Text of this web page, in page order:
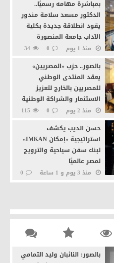
بمباشرة مهامه رسميًا..
الدكتور مسعد سلامة مندور
يقود انطلاقة جديدة بكلية
الآداب جامعة المنصورة
منذ 1 يوم 0
34
بالصور.. حزب «المصريين»
يعقد المنتدى الوطني
للمصريين بالخارج لتعزيز
الاستثمار والشراكة الوطنية
منذ 2 يوم 0
115
حسن الديب يكشف
استراتيجية «إمكان IMKAN»
لبناء سفن سياحية والترويج
لمصر عالميًا
منذ 3 يوم و 1 ساعة
0
47
والزيادة الجديدة استجابةً
بالصور: النائبان وليد التمامي